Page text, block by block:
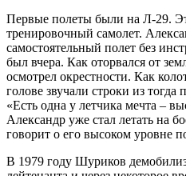
Первые полеты были на Л-29.
тренировочный самолет.
самостоятельный полет без
был вчера. Как оторвался от
осмотрел окрестности. Как
голове звучали строки из тогда
«Есть одна у летчика мечта –
Александр уже стал летать на
говорит о его высоком уровне
В 1979 году Шуриков